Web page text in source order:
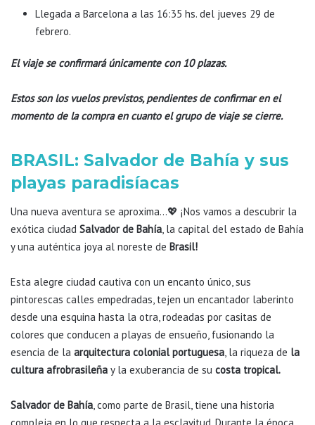
Llegada a Barcelona a las 16:35 hs. del jueves 29 de
febrero.
El viaje se confirmará únicamente con 10 plazas.
Estos son los vuelos previstos, pendientes de confirmar en el
momento de la compra en cuanto el grupo de viaje se cierre.
BRASIL: Salvador de Bahía y sus
playas paradisíacas
Una nueva aventura se aproxima…💖 ¡Nos vamos a descubrir la
exótica ciudad Salvador de Bahía , la capital del estado de Bahía
y una auténtica joya al noreste de Brasil!
Esta alegre ciudad cautiva con un encanto único, sus
pintorescas calles empedradas, tejen un encantador laberinto
desde una esquina hasta la otra, rodeadas por casitas de
colores que conducen a playas de ensueño, fusionando la
esencia de la arquitectura colonial portuguesa , la riqueza de la
cultura afrobrasileña y la exuberancia de su costa tropical.
Salvador de Bahía , como parte de Brasil, tiene una historia
compleja en lo que respecta a la esclavitud. Durante la época